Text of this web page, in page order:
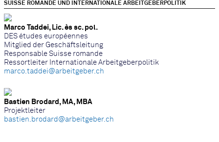
SUISSE ROMANDE UND INTERNATIONALE ARBEITGEBERPOLITIK
Marco Taddei, Lic. ès sc. pol.
DES études européennes
Mitglied der Geschäftsleitung
Responsable Suisse romande
Ressortleiter Internationale Arbeitgeberpolitik
marco.taddei@arbeitgeber.ch
Bastien Brodard, MA, MBA
Projektleiter
bastien.brodard@arbeitgeber.ch